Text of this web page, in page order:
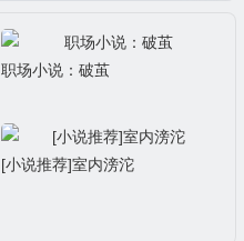
职场小说：破茧
[小说推荐]室内滂沱